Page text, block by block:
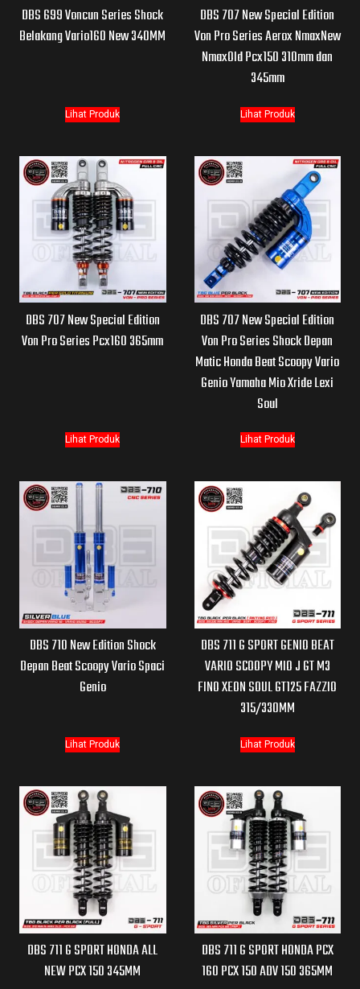
DBS 699 Voncun Series Shock
Belakang Vario160 New 340MM
Lihat Produk
DBS 707 New Special Edition
Von Pro Series Aerox NmaxNew
NmaxOld Pcx150 310mm dan
345mm
Lihat Produk
DBS 707 New Special Edition
Von Pro Series Pcx160 365mm
Lihat Produk
DBS 707 New Special Edition
Von Pro Series Shock Depan
Matic Honda Beat Scoopy Vario
Genio Yamaha Mio Xride Lexi
Soul
Lihat Produk
DBS 710 New Edition Shock
Depan Beat Scoopy Vario Spaci
Genio
Lihat Produk
DBS 711 G SPORT GENIO BEAT
VARIO SCOOPY MIO J GT M3
FINO XEON SOUL GT125 FAZZIO
315/330MM
Lihat Produk
DBS 711 G SPORT HONDA ALL
NEW PCX 150 345MM
DBS 711 G SPORT HONDA PCX
160 PCX 150 ADV 150 365MM